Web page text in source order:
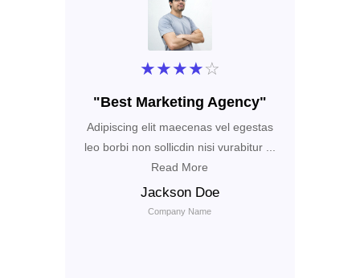
★★★★☆
"Best Marketing Agency"
Adipiscing elit maecenas vel egestas
leo borbi non sollicdin nisi vurabitur ...
Read More
Jackson Doe
Company Name